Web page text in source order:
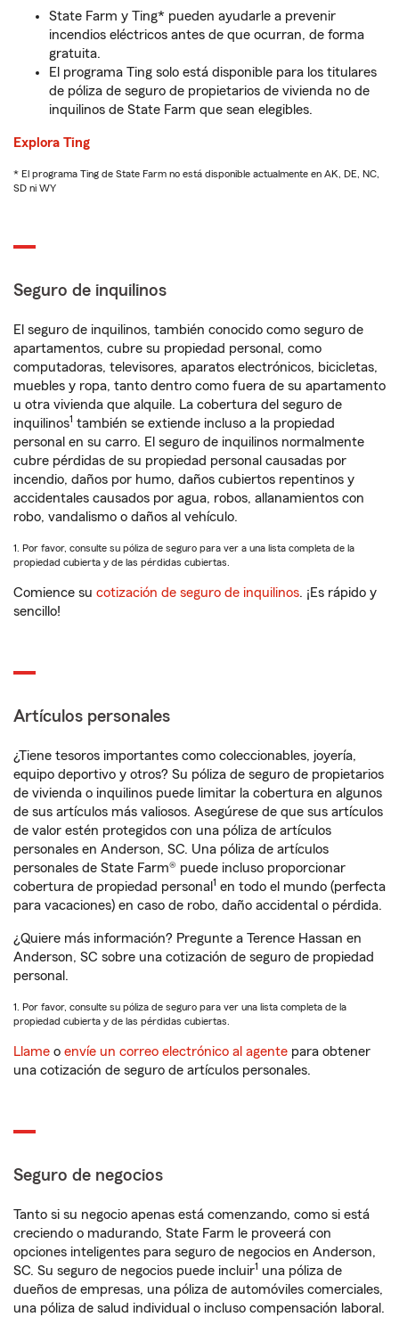
State Farm y Ting* pueden ayudarle a prevenir
incendios eléctricos antes de que ocurran, de forma
gratuita.
El programa Ting solo está disponible para los titulares
de póliza de seguro de propietarios de vivienda no de
inquilinos de State Farm que sean elegibles.
Explora Ting
* El programa Ting de State Farm no está disponible actualmente en AK, DE, NC,
SD ni WY
Seguro de inquilinos
El seguro de inquilinos, también conocido como seguro de
apartamentos, cubre su propiedad personal, como
computadoras, televisores, aparatos electrónicos, bicicletas,
muebles y ropa, tanto dentro como fuera de su apartamento
u otra vivienda que alquile. La cobertura del seguro de
inquilinos1 también se extiende incluso a la propiedad
personal en su carro. El seguro de inquilinos normalmente
cubre pérdidas de su propiedad personal causadas por
incendio, daños por humo, daños cubiertos repentinos y
accidentales causados por agua, robos, allanamientos con
robo, vandalismo o daños al vehículo.
1. Por favor, consulte su póliza de seguro para ver a una lista completa de la
propiedad cubierta y de las pérdidas cubiertas.
Comience su cotización de seguro de inquilinos. ¡Es rápido y
sencillo!
Artículos personales
¿Tiene tesoros importantes como coleccionables, joyería,
equipo deportivo y otros? Su póliza de seguro de propietarios
de vivienda o inquilinos puede limitar la cobertura en algunos
de sus artículos más valiosos. Asegúrese de que sus artículos
de valor estén protegidos con una póliza de artículos
personales en Anderson, SC. Una póliza de artículos
personales de State Farm® puede incluso proporcionar
cobertura de propiedad personal 1 en todo el mundo (perfecta
para vacaciones) en caso de robo, daño accidental o pérdida.
¿Quiere más información? Pregunte a Terence Hassan en
Anderson, SC sobre una cotización de seguro de propiedad
personal.
1. Por favor, consulte su póliza de seguro para ver una lista completa de la
propiedad cubierta y de las pérdidas cubiertas.
Llame o envíe un correo electrónico al agente para obtener
una cotización de seguro de artículos personales.
Seguro de negocios
Tanto si su negocio apenas está comenzando, como si está
creciendo o madurando, State Farm le proveerá con
opciones inteligentes para seguro de negocios en Anderson,
SC. Su seguro de negocios puede incluir1 una póliza de
dueños de empresas, una póliza de automóviles comerciales,
una póliza de salud individual o incluso compensación laboral.